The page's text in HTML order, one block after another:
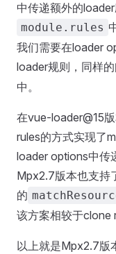
中传递额外的
module.rules
我们需要在loader
loader规则，同样
中。
在vue-loader@15
rules的方式实现了
loader options中传
Mpx2.7版本也支持
的
该方案相较于clone
以上就是Mpx2.7版